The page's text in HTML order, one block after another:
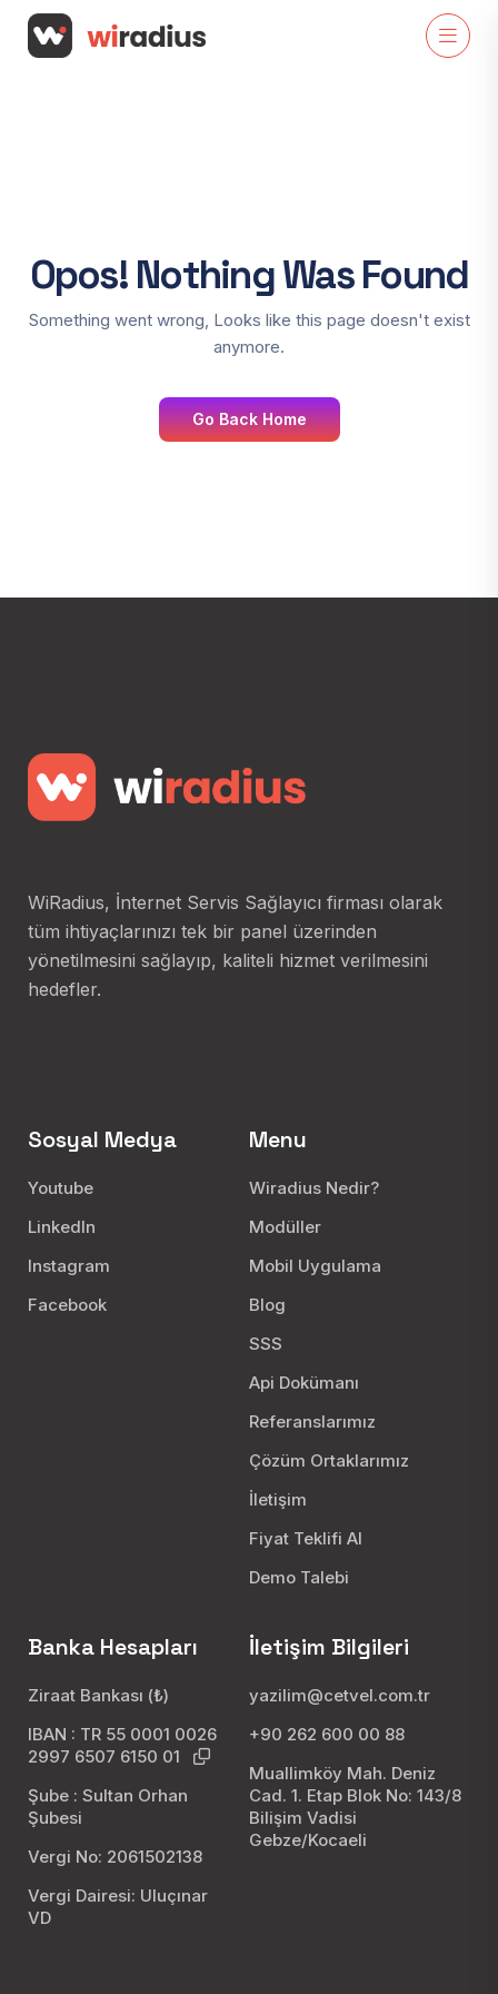
Opos! NothingWas Found
Something went wrong, Looks like this page doesn't exist
anymore.
Go Back Home
WiRadius, İnternet Servis Sağlayıcı firması olarak
tüm ihtiyaçlarınızı tek bir panel üzerinden
yönetilmesini sağlayıp, kaliteli hizmet verilmesini
hedefler.
Sosyal Medya
Youtube
LinkedIn
Instagram
Facebook
Menu
Wiradius Nedir?
Modüller
Mobil Uygulama
Blog
SSS
Api Dokümanı
Referanslarımız
Çözüm Ortaklarımız
İletişim
Fiyat Teklifi Al
Demo Talebi
Banka Hesapları
Ziraat Bankası (₺)
IBAN : TR 55 0001 0026
2997 6507 6150 01
Şube : Sultan Orhan
Şubesi
Vergi No: 2061502138
Vergi Dairesi: Uluçınar
VD
İletişim Bilgileri
yazilim@cetvel.com.tr
+90 262 600 00 88
Muallimköy Mah. Deniz
Cad. 1. Etap Blok No: 143/8
Bilişim Vadisi
Gebze/Kocaeli